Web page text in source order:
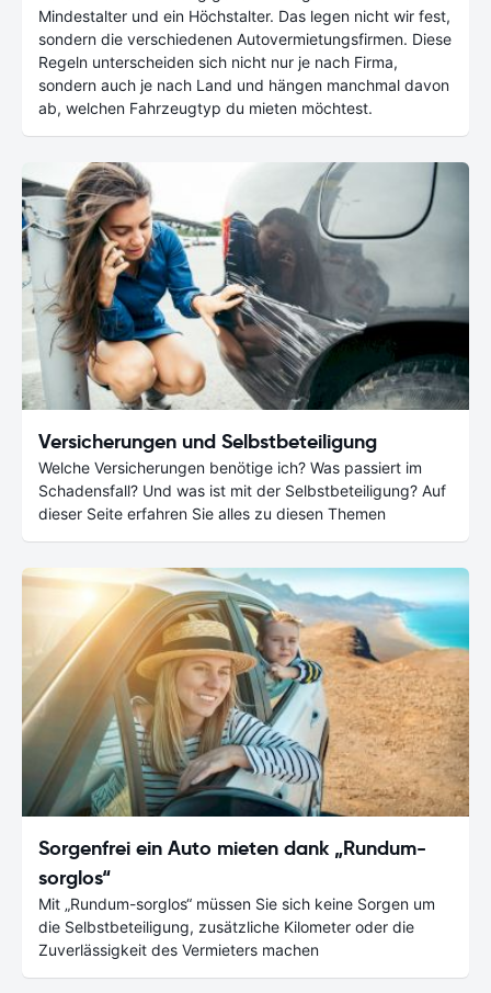
Mindestalter und ein Höchstalter. Das legen nicht wir fest,
sondern die verschiedenen Autovermietungsfirmen. Diese
Regeln unterscheiden sich nicht nur je nach Firma,
sondern auch je nach Land und hängen manchmal davon
ab, welchen Fahrzeugtyp du mieten möchtest.
Versicherungen und Selbstbeteiligung
Welche Versicherungen benötige ich? Was passiert im
Schadensfall? Und was ist mit der Selbstbeteiligung? Auf
dieser Seite erfahren Sie alles zu diesen Themen
Sorgenfrei ein Auto mieten dank „Rundum-
sorglos“
Mit „Rundum-sorglos“ müssen Sie sich keine Sorgen um
die Selbstbeteiligung, zusätzliche Kilometer oder die
Zuverlässigkeit des Vermieters machen